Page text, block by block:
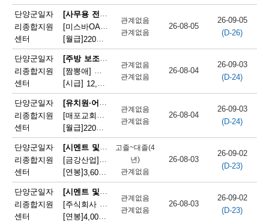
단양군일자
리종합지원
센터
[사무용 전자기기 설치 및 수리원(컴퓨터 제외)]
[미스바OA] 사무기기 서비스 직원 모집
[월급] 220만원
관계없음
관계없음
26-08-05
26-09-05
(D-26)
단양군일자
리종합지원
센터
[주방 보조원(일반 음식점)]
[짬뽕애] 주방보조 및 홀서빙 모집
[시급] 12,000원 | 충청북도 단양군 단양읍 별곡8길 6-1
관계없음
관계없음
26-08-04
26-09-03
(D-24)
단양군일자
리종합지원
센터
[유치원·어린이집 급식 조리사]
[매포교회어린이집] 어린이집 조리사(정규직) 채용
[월급] 220만원
관계없음
관계없음
26-08-04
26-09-03
(D-24)
단양군일자
리종합지원
센터
[시멘트 및 광물제품 제조기 조작원]
[금강산업]한일시멘트협력업체 예열직원 모집
[연봉]3,600만원 | 충청북도 단양군 매포읍 매포길 245
고졸~대졸(4
년)
관계없음
26-08-03
26-09-02
(D-23)
단양군일자
리종합지원
센터
[시멘트 및 광물제품 제조기 조작원]
[주식회사 주안] 시멘트 생산 설비 관리
[연봉]4,000만원 | 충청북도 단양군 매포읍 매포길 18
관계없음
관계없음
26-08-03
26-09-02
(D-23)